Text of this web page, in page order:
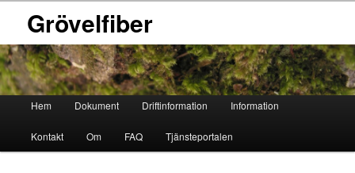
Grövelfiber
Huvudmeny
Hoppa
till
Hoppa
till
Hem Dokument Driftinformation Information
Kontakt Om FAQ Tjänsteportalen